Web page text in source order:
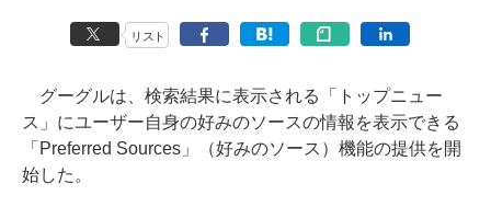
リスト
グーグルは、検索結果に表示される「トップニュー
ス」にユーザー自身の好みのソースの情報を表示できる
「Preferred Sources」（好みのソース）機能の提供を開
始した。